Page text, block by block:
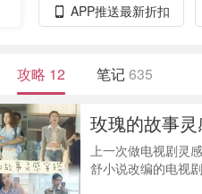
APP推送最新折扣
攻略 12 笔记635
玫瑰的故事
上一次做电视剧灵
舒小说改编的电视